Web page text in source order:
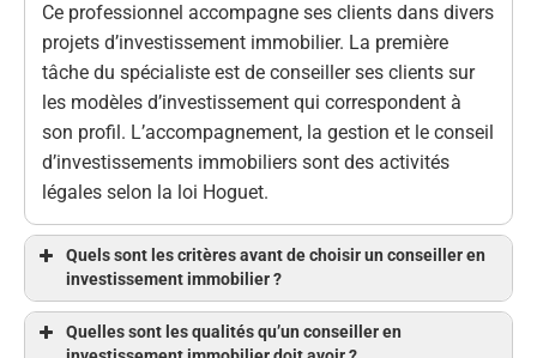
Ce professionnel accompagne ses clients dans divers
projets d’investissement immobilier. La première
tâche du spécialiste est de conseiller ses clients sur
les modèles d’investissement qui correspondent à
son profil. L’accompagnement, la gestion et le conseil
d’investissements immobiliers sont des activités
légales selon la loi Hoguet.
Quels sont les critères avant de choisir un conseiller en
investissement immobilier ?
Quelles sont les qualités qu’un conseiller en